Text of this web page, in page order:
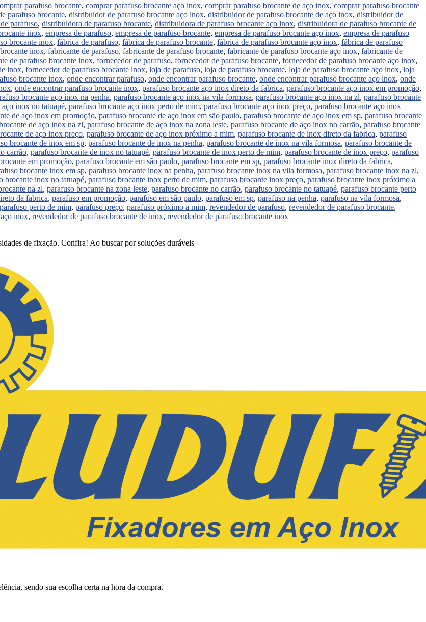
parafuso brocante, comprar parafuso brocante aço inox, comprar parafuso brocante de aço inox, comprar parafuso brocante
parafuso brocante, distribuidor de parafuso brocante aço inox, distribuidor de parafuso brocante de aço inox, distribuidor de
parafuso, distribuidora de parafuso brocante, distribuidora de parafuso brocante aço inox, distribuidora de parafuso brocante de
inox, empresa de parafuso, empresa de parafuso brocante, empresa de parafuso brocante aço inox, empresa de parafuso
brocante inox, fábrica de parafuso, fábrica de parafuso brocante, fábrica de parafuso brocante aço inox, fábrica de parafuso
inox, fabricante de parafuso, fabricante de parafuso brocante, fabricante de parafuso brocante aço inox, fabricante de
de parafuso brocante inox, fornecedor de parafuso, fornecedor de parafuso brocante, fornecedor de parafuso brocante aço inox,
inox, fornecedor de parafuso brocante inox, loja de parafuso, loja de parafuso brocante, loja de parafuso brocante aço inox, loja
brocante inox, onde encontrar parafuso, onde encontrar parafuso brocante, onde encontrar parafuso brocante aço inox, onde
, onde encontrar parafuso brocante inox, parafuso brocante aço inox direto da fabrica, parafuso brocante aço inox em promoção,
brocante aço inox na penha, parafuso brocante aço inox na vila formosa, parafuso brocante aço inox na zl, parafuso brocante
inox no tatuapé, parafuso brocante aço inox perto de mim, parafuso brocante aço inox preço, parafuso brocante aço inox
de aço inox em promoção, parafuso brocante de aço inox em são paulo, parafuso brocante de aço inox em sp, parafuso brocante
de aço inox na zl, parafuso brocante de aço inox na zona leste, parafuso brocante de aço inox no carrão, parafuso brocante
de aço inox preço, parafuso brocante de aço inox próximo a mim, parafuso brocante de inox direto da fabrica, parafuso
brocante de inox em sp, parafuso brocante de inox na penha, parafuso brocante de inox na vila formosa, parafuso brocante de
carrão, parafuso brocante de inox no tatuapé, parafuso brocante de inox perto de mim, parafuso brocante de inox preço, parafuso
em promoção, parafuso brocante em são paulo, parafuso brocante em sp, parafuso brocante inox direto da fabrica,
brocante inox em sp, parafuso brocante inox na penha, parafuso brocante inox na vila formosa, parafuso brocante inox na zl,
brocante inox no tatuapé, parafuso brocante inox perto de mim, parafuso brocante inox preço, parafuso brocante inox próximo a
na zl, parafuso brocante na zona leste, parafuso brocante no carrão, parafuso brocante no tatuapé, parafuso brocante perto
da fabrica, parafuso em promoção, parafuso em são paulo, parafuso em sp, parafuso na penha, parafuso na vila formosa,
parafuso perto de mim, parafuso preço, parafuso próximo a mim, revendedor de parafuso, revendedor de parafuso brocante,
inox, revendedor de parafuso brocante de inox, revendedor de parafuso brocante inox
de fixação. Confira! Ao buscar por soluções duráveis
sendo sua escolha certa na hora da compra.